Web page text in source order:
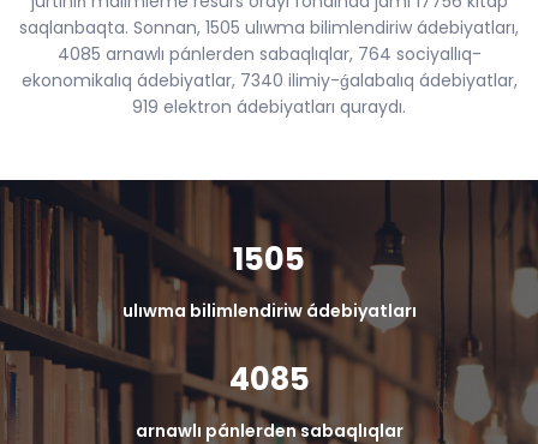
saqlanbaqta. Sonnan, 1505 ulıwma bilimlendiriw ádebiyatları,
4085 arnawlı pánlerden sabaqlıqlar, 764 sociyallıq-
ekonomikalıq ádebiyatlar, 7340 ilimiy-ǵalabalıq ádebiyatlar,
919 elektron ádebiyatları quraydı.
1505
ulıwma bilimlendiriw ádebiyatları
4085
arnawlı pánlerden sabaqlıqlar